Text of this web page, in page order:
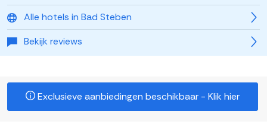
Alle hotels in Bad Steben
Bekijk reviews
Exclusieve aanbiedingen beschikbaar - Klik hier